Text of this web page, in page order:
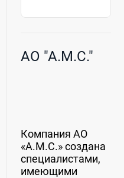
АО "А.М.С."
Компания АО
«А.М.С.» создана
специалистами,
имеющими